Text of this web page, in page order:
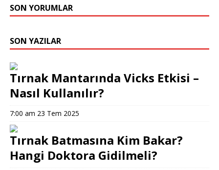
SON YORUMLAR
SON YAZILAR
Tırnak Mantarında Vicks Etkisi –
Nasıl Kullanılır?
7:00 am 23 Tem 2025
Tırnak Batmasına Kim Bakar?
Hangi Doktora Gidilmeli?